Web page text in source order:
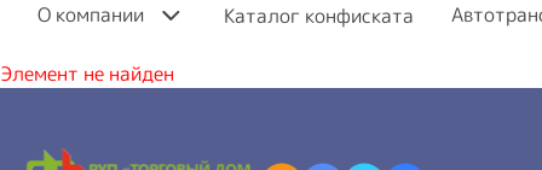
О компании Каталог конфиската
Элемент не найден